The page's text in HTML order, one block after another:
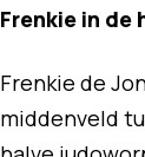
Frenkie in de
Frenkie de
middenveld